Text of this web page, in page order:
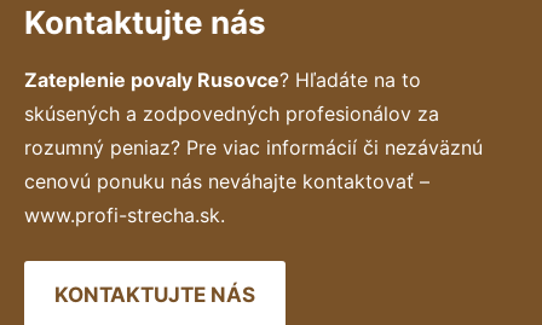
Kontaktujte nás
Zateplenie povaly Rusovce? Hľadáte na to
skúsených a zodpovedných profesionálov za
rozumný peniaz? Pre viac informácií či nezáväznú
cenovú ponuku nás neváhajte kontaktovať –
www.profi-strecha.sk.
KONTAKTUJTE NÁS